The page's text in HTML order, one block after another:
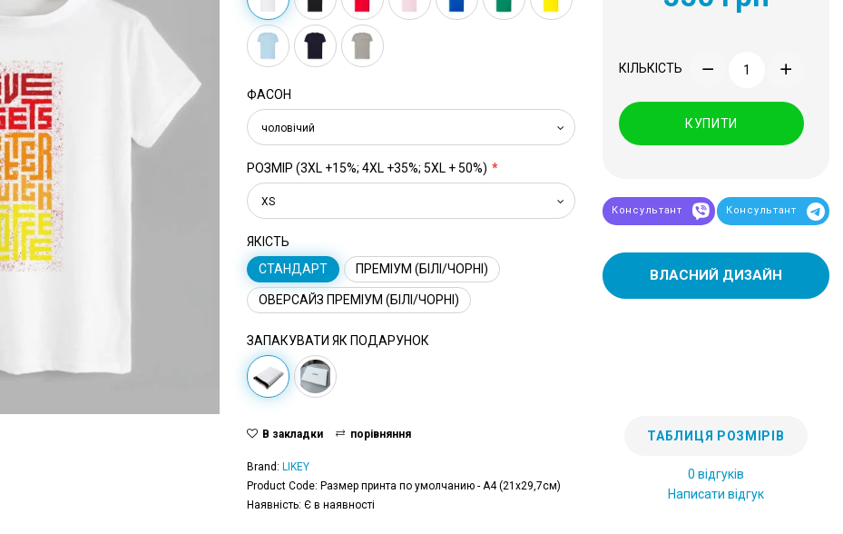
ФАСОН
чоловічий
РОЗМІР (3XL +15%; 4XL +35%; 5XL + 50%)
XS
ЯКІСТЬ
СТАНДАРТ
ПРЕМІУМ (БІЛІ/ЧОРНІ)
ОВЕРСАЙЗ ПРЕМІУМ (БІЛІ/ЧОРНІ)
ЗАПАКУВАТИ ЯК ПОДАРУНОК
КІЛЬКІСТЬ
КУПИТИ
Консультант Консультант
ВЛАСНИЙ ДИЗАЙН
В закладки порівняння
Brand: LIKEY
Product Code: Размер принта по умолчанию - А4 (21x29,7см)
Наявність: Є в наявності
ТАБЛИЦЯ РОЗМІРІВ
0 відгуків
Написати відгук